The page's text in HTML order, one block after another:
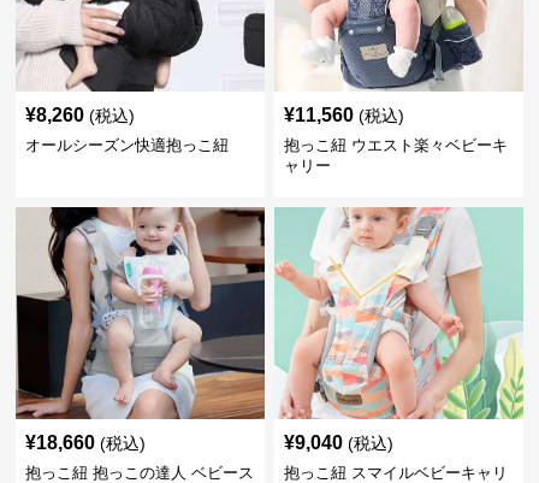
¥8,260 (税込)
オールシーズン快適抱っこ紐
¥11,560 (税込)
抱っこ紐 ウエスト楽々ベビーキ
ャリー
¥18,660 (税込)
抱っこ紐 抱っこの達人 ベビース
¥9,040 (税込)
抱っこ紐 スマイルベビーキャリ